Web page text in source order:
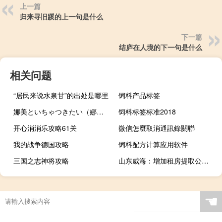
上一篇
归来寻旧蹊的上一句是什么
下一篇
结庐在人境的下一句是什么
相关问题
“居民来说水泉甘”的出处是哪里
饲料产品标签
娜美といちゃつきたい（娜美洗澡去掉雾图片）
饲料标签标准2018
开心消消乐攻略61关
微信怎麼取消通訊錄關聯
我的战争德国攻略
饲料配方计算应用软件
三国之志神将攻略
山东威海：增加租房提取公积金频次放宽离职提取时限
☚